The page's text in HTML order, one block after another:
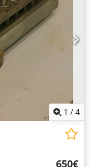
1 /4
‏650 ‏€